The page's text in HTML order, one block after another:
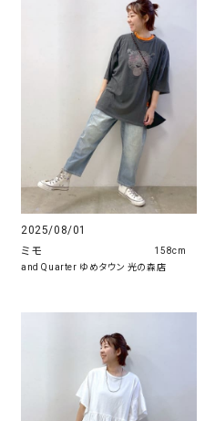
2025/08/01
ミモ
and Quarter ゆめタウン 光の森店
158cm